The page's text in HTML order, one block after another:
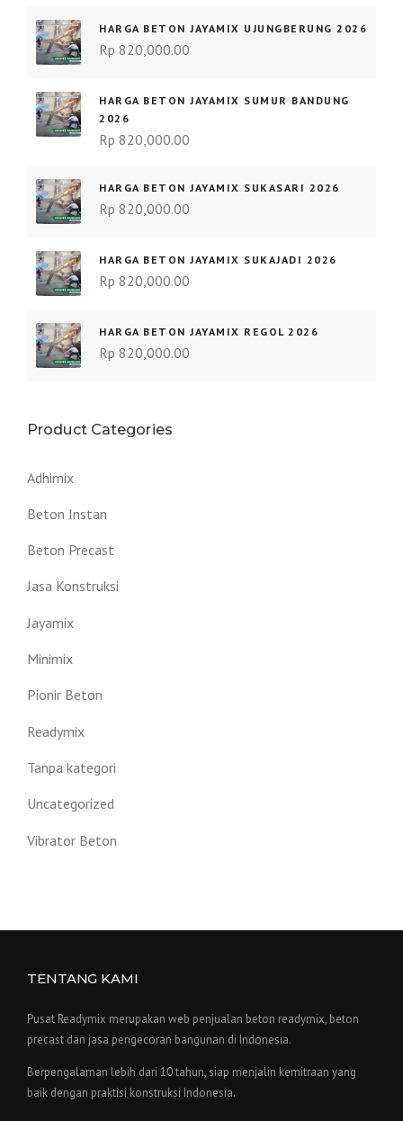
HARGA BETON JAYAMIX UJUNGBERUNG 2026
Rp 820,000.00
HARGA BETON JAYAMIX SUMUR BANDUNG
2026
Rp 820,000.00
HARGA BETON JAYAMIX SUKASARI 2026
Rp 820,000.00
HARGA BETON JAYAMIX SUKAJADI 2026
Rp 820,000.00
HARGA BETON JAYAMIX REGOL 2026
Rp 820,000.00
Product Categories
Adhimix
Beton Instan
Beton Precast
Jasa Konstruksi
Jayamix
Minimix
Pionir Beton
Readymix
Tanpa kategori
Uncategorized
Vibrator Beton
TENTANG KAMI
Pusat Readymix merupakan web penjualan beton readymix, beton
precast dan jasa pengecoran bangunan di Indonesia.
Berpengalaman lebih dari 10 tahun, siap menjalin kemitraan yang
baik dengan praktisi konstruksi Indonesia.